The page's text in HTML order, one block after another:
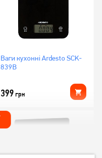
Ваги кухонні Ardesto SCK-
839B
399грн